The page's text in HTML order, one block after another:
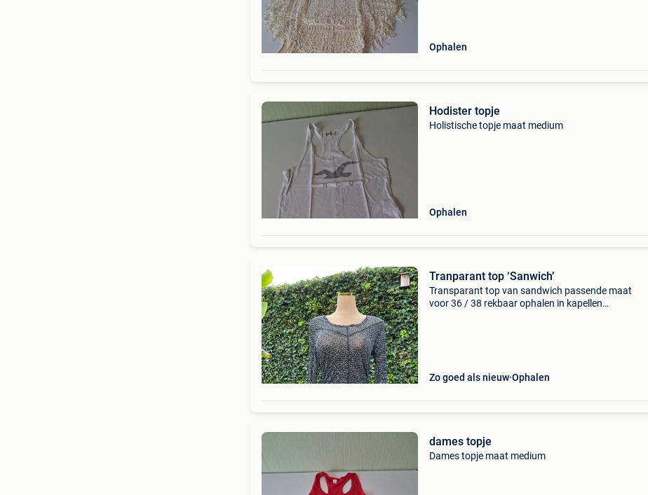
Ophalen
Hodister topje
Holistische topje maat medium
Ophalen
Tranparant top ‘Sanwich’
Transparant top van sandwich passende maat
voor 36 / 38 rekbaar ophalen in kapellen
Zo goed als nieuw Ophalen
dames topje
Dames topje maat medium